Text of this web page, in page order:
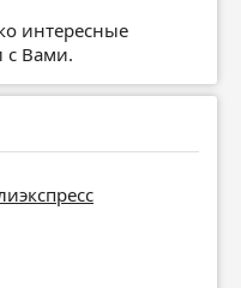
интересные
с Вами.